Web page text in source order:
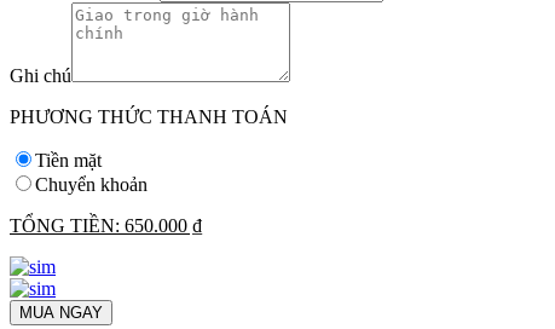
Ghi chú
PHƯƠNG THỨC THANH TOÁN
Tiền mặt
Chuyển khoản
TỔNG TIỀN: 650.000 ₫
MUA NGAY